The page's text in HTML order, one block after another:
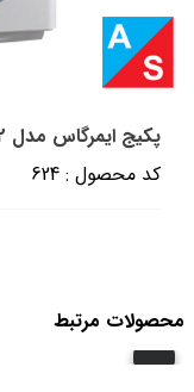
پکیج ایمرگاس مدل MAIOR EOLO 32
کد محصول : 624
محصولات مرتبط